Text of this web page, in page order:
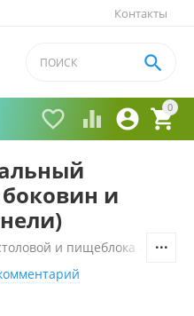
Контакты
0


 

боковин и
и пищеблока